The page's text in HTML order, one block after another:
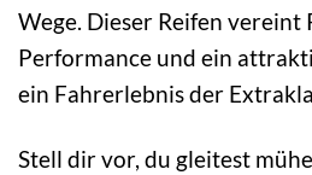
Wege. Dieser Reifen vereint
Performance und ein
ein Fahrerlebnis der
Stell dir vor, du gleitest